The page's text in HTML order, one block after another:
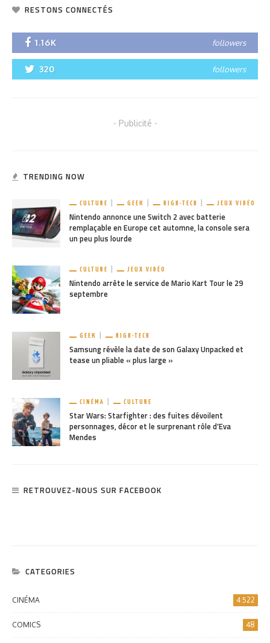
RESTONS CONNECTÉS
1.16K followers
320 followers
- Publicité -
TRENDING NOW
CULTURE GEEK HIGH-TECH JEUX VIDÉO
Nintendo annonce une Switch 2 avec batterie
remplaçable en Europe cet automne, la console sera
un peu plus lourde
CULTURE JEUX VIDÉO
Nintendo arrête le service de Mario Kart Tour le 29
septembre
GEEK HIGH-TECH
Samsung révèle la date de son Galaxy Unpacked et
tease un pliable « plus large »
CINÉMA CULTURE
Star Wars: Starfighter : des fuites dévoilent
personnages, décor et le surprenant rôle d’Eva
Mendes
RETROUVEZ-NOUS SUR FACEBOOK
CATEGORIES
CINÉMA 4 522
COMICS 48